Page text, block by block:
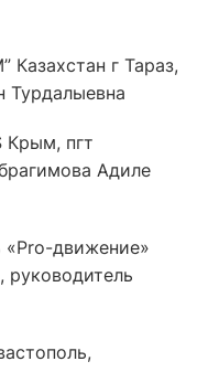
Казахстан г Тараз,
Турдалыевна
Крым, пгт
Адиле
«Pro-движение»